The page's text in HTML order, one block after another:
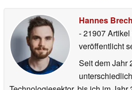
Hannes
- 21907
veröffentlicht
Seit dem Jahr